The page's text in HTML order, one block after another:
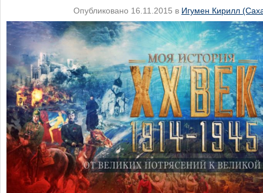
Опубликовано 16.11.2015 в Игумен Кирилл